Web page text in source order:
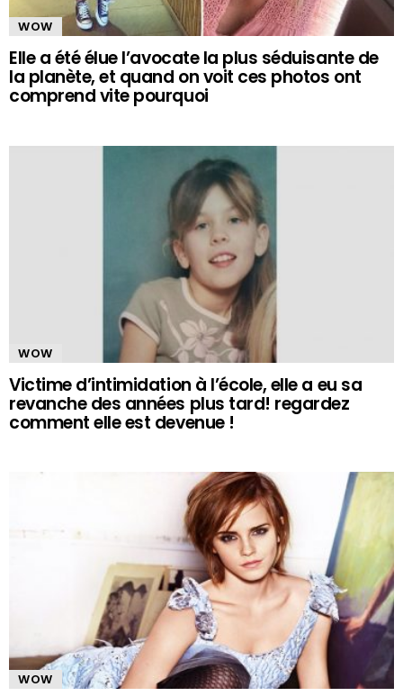
WOW
Elle a été élue l’avocate la plus séduisante de
la planète, et quand on voit ces photos ont
comprend vite pourquoi
WOW
Victime d’intimidation à l’école, elle a eu sa
revanche des années plus tard! regardez
comment elle est devenue !
WOW